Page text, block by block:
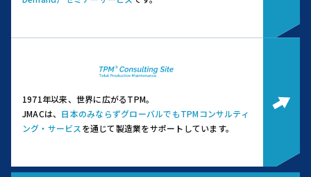
1971年以来、世界に広がるTPM。
JMACは、 日本のみならずグローバルでもTPMコンサルティ
ング・サービス を通じて製造業をサポートしています。